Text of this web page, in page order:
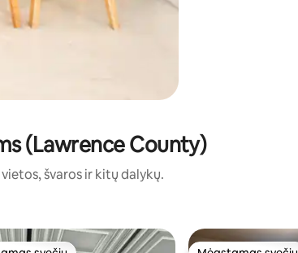
(Lawrence County)
švaros ir kitų dalykų.